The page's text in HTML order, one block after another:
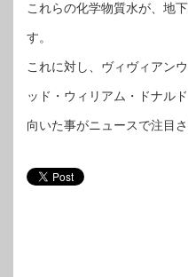
これらの化学物質水が、地
す。
これに対し、ヴィヴィアン
ッド・ウィリアム・ドナル
向いた事がニュースで注目さ